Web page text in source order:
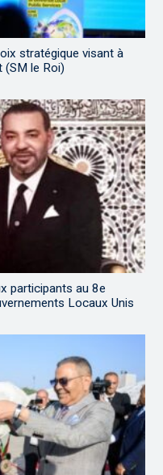
stratégique visant à
(SM le Roi)
participants au 8e
Locaux Unis